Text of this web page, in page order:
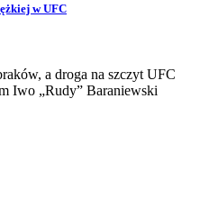
w UFC
a droga na szczyt UFC
Iwo „Rudy” Baraniewski